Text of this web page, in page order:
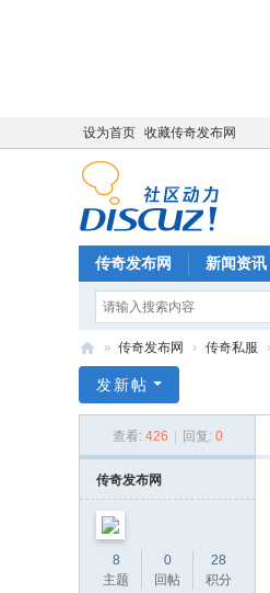
设为首页 收藏传奇发布网
传奇发布网 新闻资讯
奇
» 传奇发布网 › 传奇私服 ›
发新帖
查看: 426 回复: 0
传奇发布网
8
主题
0
回帖
28
积分